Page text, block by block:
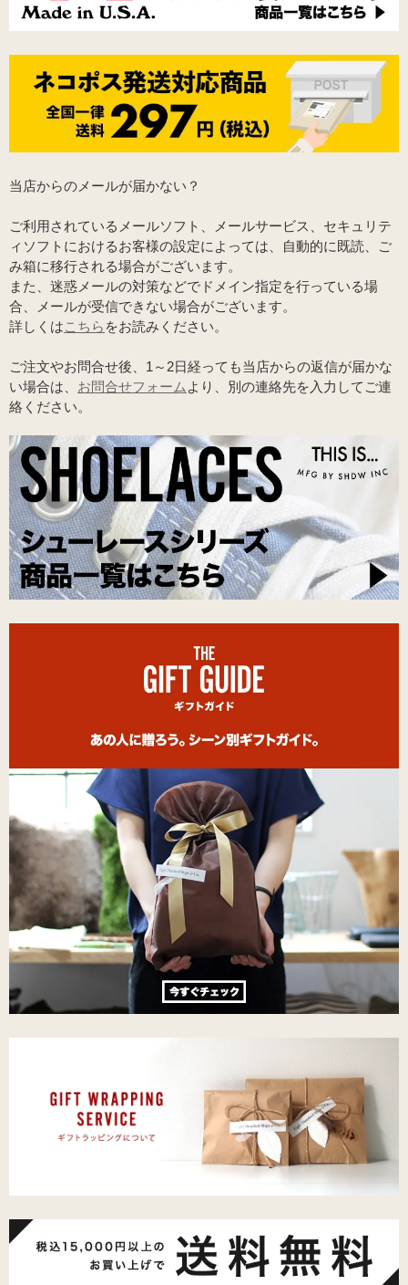
当店からのメールが届かない？
ご利用されているメールソフト、メールサービス、セキュリテ
ィソフトにおけるお客様の設定によっては、自動的に既読、ご
み箱に移行される場合がございます。
また、迷惑メールの対策などでドメイン指定を行っている場
合、メールが受信できない場合がございます。
詳しくはこちら をお読みください。
ご注文やお問合せ後、1～2日経っても当店からの返信が届かな
い場合は、 お問合せフォームより、別の連絡先を入力してご連
絡ください。